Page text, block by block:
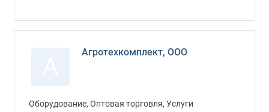
Агротехкомплект, ООО
Оборудование, Оптовая торговля, Услуги